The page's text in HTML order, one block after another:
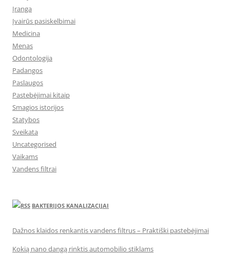
Įranga
Įvairūs pasiskelbimai
Medicina
Menas
Odontologija
Padangos
Paslaugos
Pastebėjimai kitaip
Smagios istorijos
Statybos
Sveikata
Uncategorised
Vaikams
Vandens filtrai
BAKTERIJOS KANALIZACIJAI
Dažnos klaidos renkantis vandens filtrus – Praktiški pastebėjimai
Kokią nano dangą rinktis automobilio stiklams